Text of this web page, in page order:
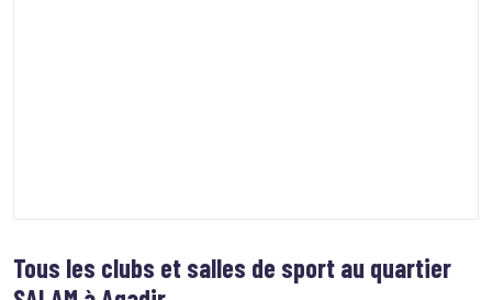
Tous les clubs et salles de sport au quartier